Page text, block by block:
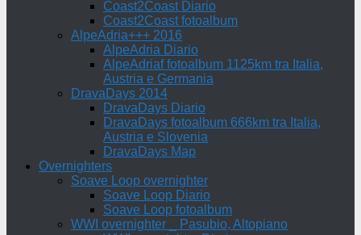
Coast2Coast Diario
Coast2Coast fotoalbum
AlpeAdria+++ 2016
AlpeAdria Diario
AlpeAdriaf fotoalbum 1125km tra Italia,
Austria e Germania
DravaDays 2014
DravaDays Diario
DravaDays fotoalbum 666km tra Italia,
Austria e Slovenia
DravaDays Map
Overnighters
Soave Loop overnighter
Soave Loop Diario
Soave Loop fotoalbum
WWI overnighter _ Pasubio, Altopiano